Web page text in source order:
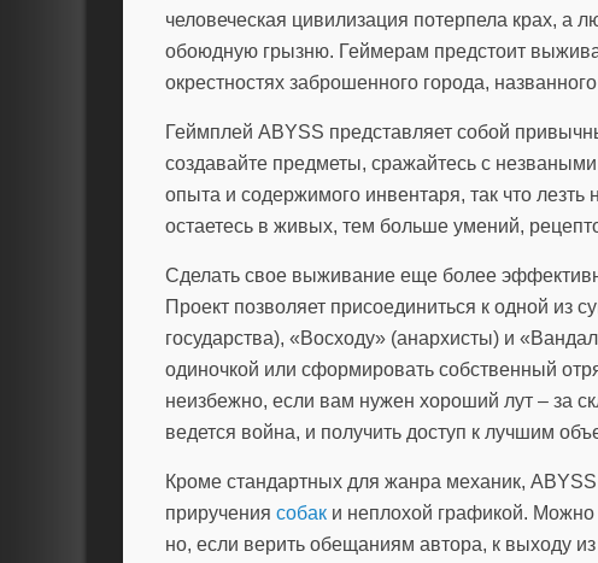
человеческая цивилизация потерпела крах, а
обоюдную грызню. Геймерам предстоит
окрестностях заброшенного города,
Геймплей ABYSS представляет собой
создавайте предметы, сражайтесь с
опыта и содержимого инвентаря, так что
остаетесь в живых, тем больше умений,
Сделать свое выживание еще более
Проект позволяет присоединиться к одной
государства), «Восходу» (анархисты) и
одиночкой или сформировать собственный
неизбежно, если вам нужен хороший лут – за
ведется война, и получить доступ к лучшим
Кроме стандартных для жанра механик,
приручения собак и неплохой графикой. Можно
но, если верить обещаниям автора, к выходу